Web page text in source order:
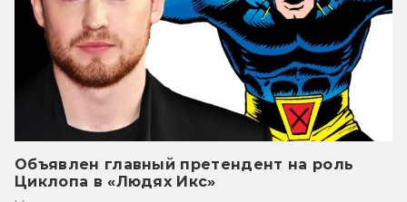
Объявлен главный претендент на роль
Циклопа в «Людях Икс»